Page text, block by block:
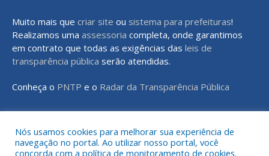
Muito mais que criar site ou sistema para prefeituras!
Realizamos uma assessoria completa, onde garantimos
em contrato que todas as exigências das leis de
transparência pública serão atendidas.
Conheça o PNTP e o Radar da Transparência Pública
Todos os direitos reservados a Prefeitura Municipal de Rondon do
Nós usamos cookies para melhorar sua experiência de
navegação no portal. Ao utilizar nosso portal, você
concorda com a política de monitoramento de cookies.